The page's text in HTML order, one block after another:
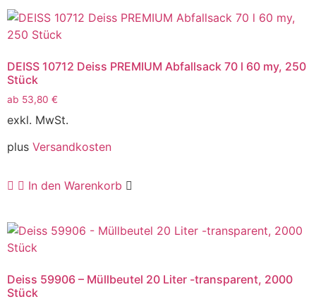
DEISS 10712 Deiss PREMIUM Abfallsack 70 l 60 my, 250
Stück
ab 53,80 €
exkl. MwSt.
plus Versandkosten
In den Warenkorb
Deiss 59906 – Müllbeutel 20 Liter -transparent, 2000
Stück